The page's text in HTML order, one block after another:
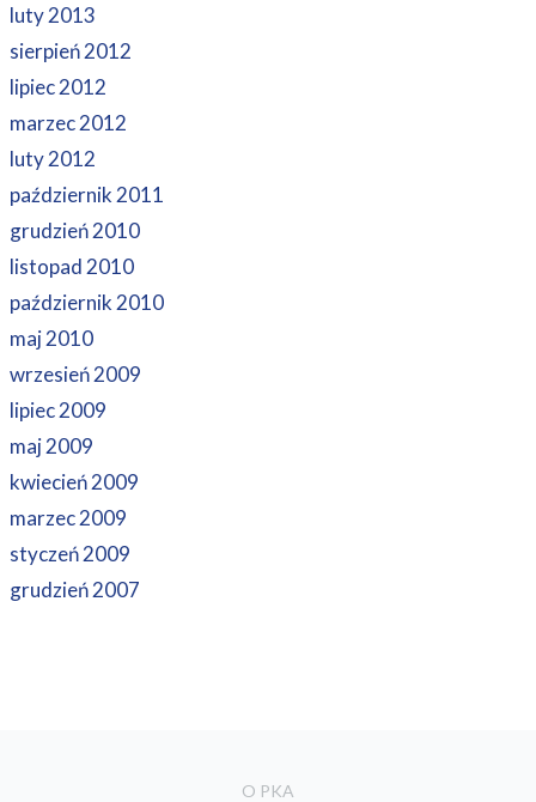
luty 2013
sierpień 2012
lipiec 2012
marzec 2012
luty 2012
październik 2011
grudzień 2010
listopad 2010
październik 2010
maj 2010
wrzesień 2009
lipiec 2009
maj 2009
kwiecień 2009
marzec 2009
styczeń 2009
grudzień 2007
O PKA